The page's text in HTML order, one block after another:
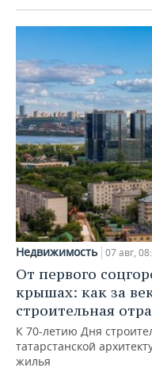
Недвижимость 07 авг,
От первого
крышах: как за
строительная
К 70-летию Дня
татарстанской
жилья